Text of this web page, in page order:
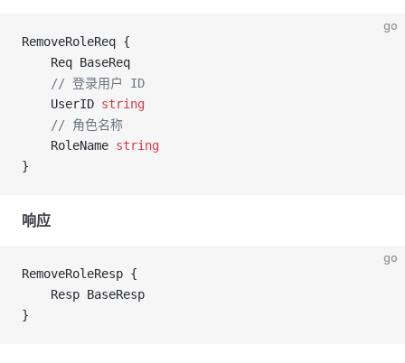
go
RemoveRoleReq {
	Req BaseReq
	// 登录用户 ID
	UserID
string
	// 角色名称
	RoleName
string
}
响应
go
RemoveRoleResp {
	Resp BaseResp
}